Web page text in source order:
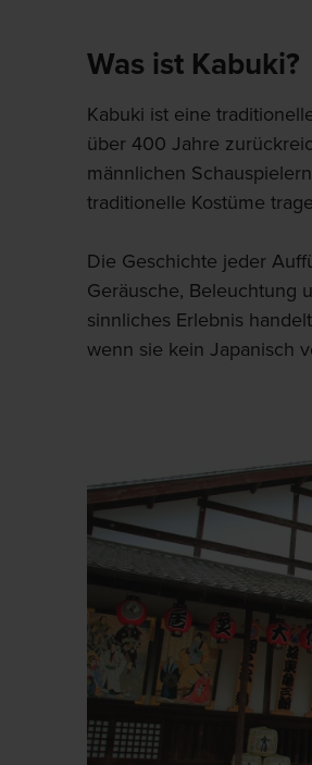
Was ist Kabuki?
Kabuki ist eine
über 400 Jahre
männlichen
traditionelle Kostüme
Die Geschichte jeder
Geräusche, Beleuchtung
sinnliches Erlebnis
wenn sie kein Japanisch